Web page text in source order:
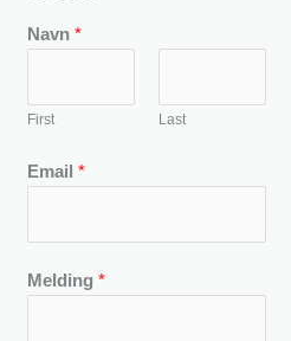
Navn *
First Last
Email *
Melding *